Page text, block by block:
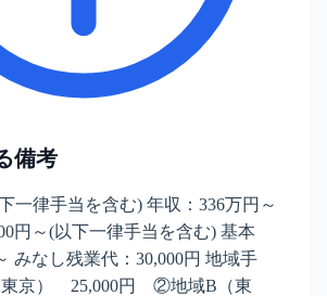
備考
一律手当を含む) 年収：336万円～
円～(以下一律手当を含む) 基本
みなし残業代：30,000円 地域手
京） 25,000円 ②地域B（東